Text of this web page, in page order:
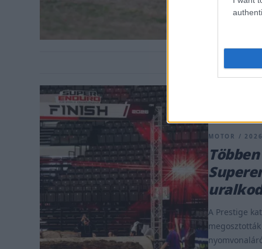
MOTOR /
A Prestige